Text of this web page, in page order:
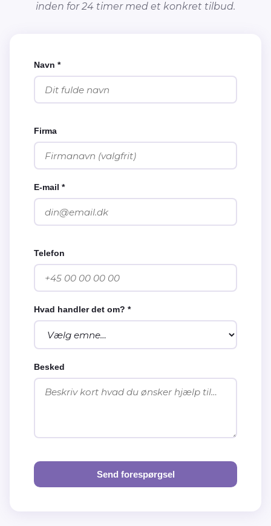
inden for 24 timer med et konkret tilbud.
Navn *
Firma
E-mail *
Telefon
Hvad handler det om? *
Besked
Send forespørgsel